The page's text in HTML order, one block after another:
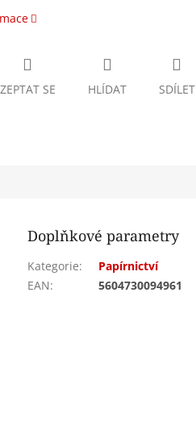
ZEPTAT SE HLÍDAT SDÍLET
Doplňkové parametry
Kategorie:
Papírnictví
EAN: 5604730094961